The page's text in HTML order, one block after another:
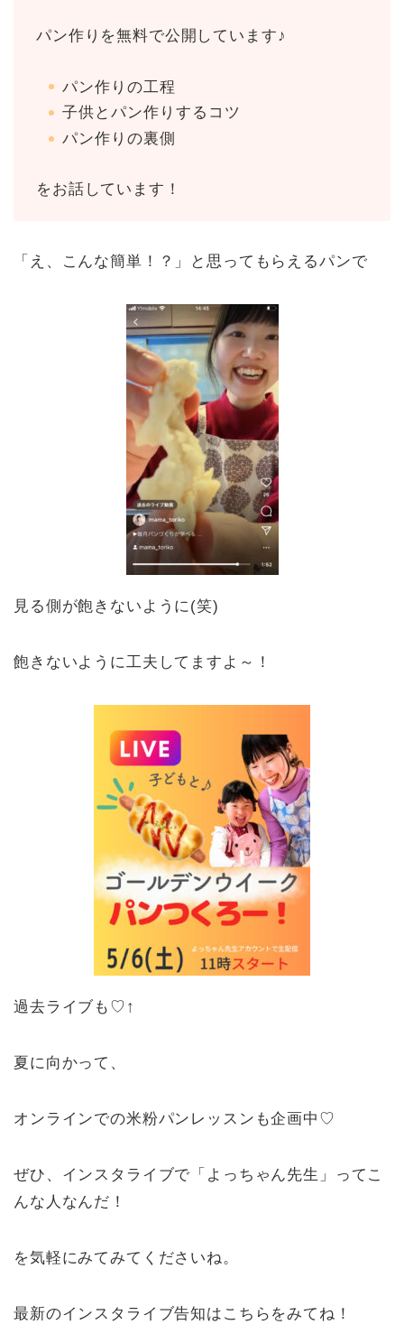
パン作りを無料で公開しています♪
パン作りの工程
子供とパン作りするコツ
パン作りの裏側
をお話しています！
「え、こんな簡単！？」と思ってもらえるパンで
見る側が飽きないように(笑)
飽きないように工夫してますよ～！
過去ライブも♡↑
夏に向かって、
オンラインでの米粉パンレッスンも企画中♡
ぜひ、インスタライブで「よっちゃん先生」ってこ
んな人なんだ！
を気軽にみてみてくださいね。
最新のインスタライブ告知はこちらをみてね！